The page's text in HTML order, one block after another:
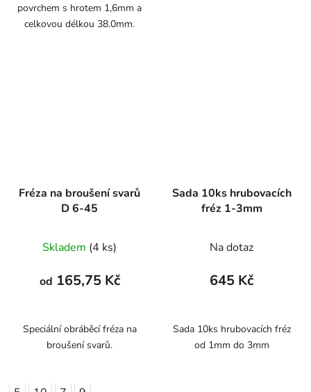
povrchem s hrotem 1,6mm a
celkovou délkou 38.0mm.
Fréza na broušení svarů
D 6-45
Skladem (4 ks)
od 165,75 Kč
Speciální obráběcí fréza na
broušení svarů.
Sada 10ks hrubovacích
fréz 1-3mm
Na dotaz
645 Kč
Sada 10ks hrubovacích fréz
od 1mm do 3mm